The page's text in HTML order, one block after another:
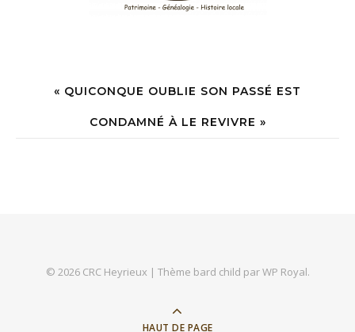
« QUICONQUE OUBLIE SON PASSÉ EST
CONDAMNÉ À LE REVIVRE »
© 2026 CRC Heyrieux | Thème bard child parWP Royal.
HAUT DE PAGE